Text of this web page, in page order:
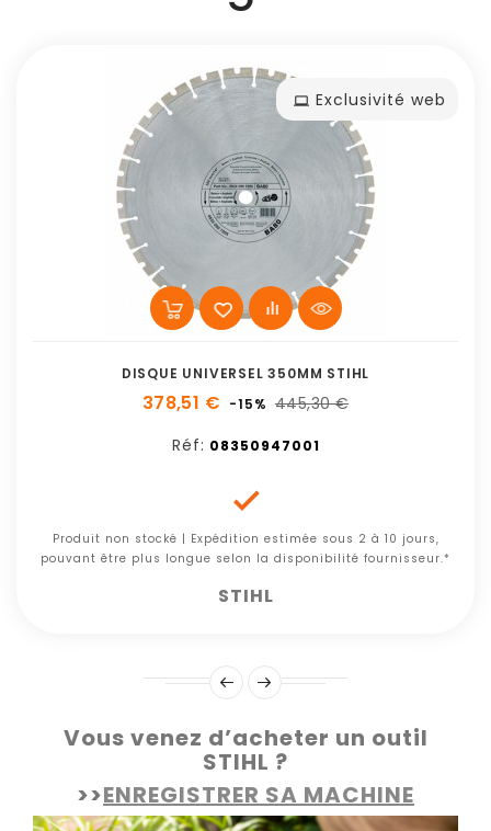
Exclusivité web
DISQUE UNIVERSEL 350MM STIHL
378,51 € -15% 445,30 €
Réf: 08350947001

Produit non stocké | Expédition estimée sous 2 à 10 jours,
pouvant être plus longue selon la disponibilité fournisseur.*
STIHL
Vous venez d’acheter un outil
STIHL ?
>>ENREGISTRER SA MACHINE